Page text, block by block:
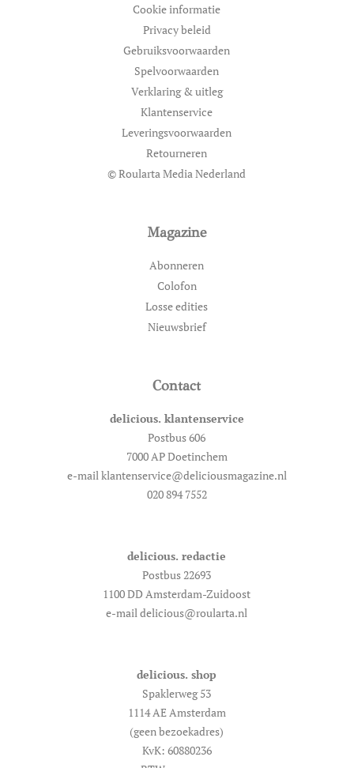
Cookie informatie
Privacy beleid
Gebruiksvoorwaarden
Spelvoorwaarden
Verklaring & uitleg
Klantenservice
Leveringsvoorwaarden
Retourneren
© Roularta Media Nederland
Magazine
Abonneren
Colofon
Losse edities
Nieuwsbrief
Contact
delicious. klantenservice
Postbus 606
7000 AP Doetinchem
e-mail klantenservice@deliciousmagazine.nl
020 894 7552
delicious. redactie
Postbus 22693
1100 DD Amsterdam-Zuidoost
e-mail delicious@roularta.nl
delicious. shop
Spaklerweg 53
1114 AE Amsterdam
(geen bezoekadres)
KvK: 60880236